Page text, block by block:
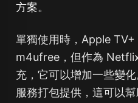
方案。
單獨使用時，Apple
m4ufree，但作為
充，它可以增加一些變
服務打包提供，這可以